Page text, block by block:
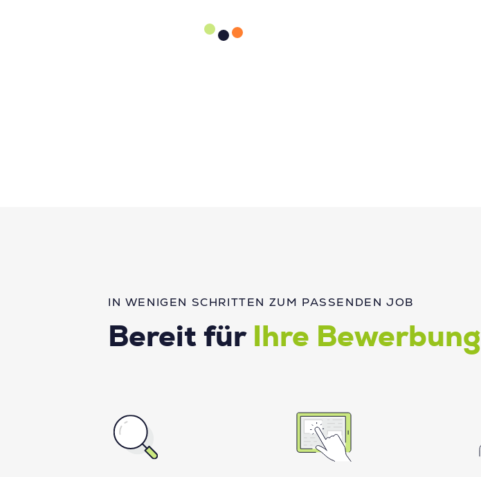
IN WENIGEN SCHRITTEN ZUM PASSENDEN JOB
Bereit für Ihre Bewerbung